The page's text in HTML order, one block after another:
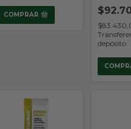
COMPRAR
depósito